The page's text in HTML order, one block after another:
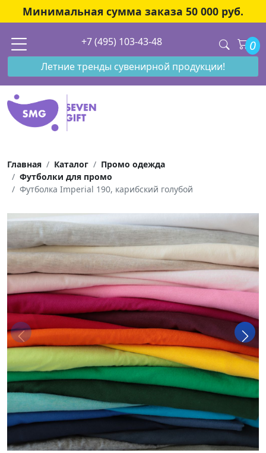
Минимальная сумма заказа 50 000 руб.
+7 (495) 103-43-48 0
Летние тренды сувенирной продукции!
Главная Каталог
Промо одежда
Футболки для промо
Футболка Imperial 190, карибский голубой